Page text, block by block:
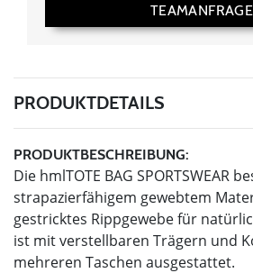
TEAMANFRAGE
PRODUKTDETAILS
PRODUKTBESCHREIBUNG:
Die hmlTOTE BAG SPORTSWEAR
strapazierfähigem gewebtem
gestricktes Rippgewebe für
ist mit verstellbaren Trägern und
mehreren Taschen ausgestattet.